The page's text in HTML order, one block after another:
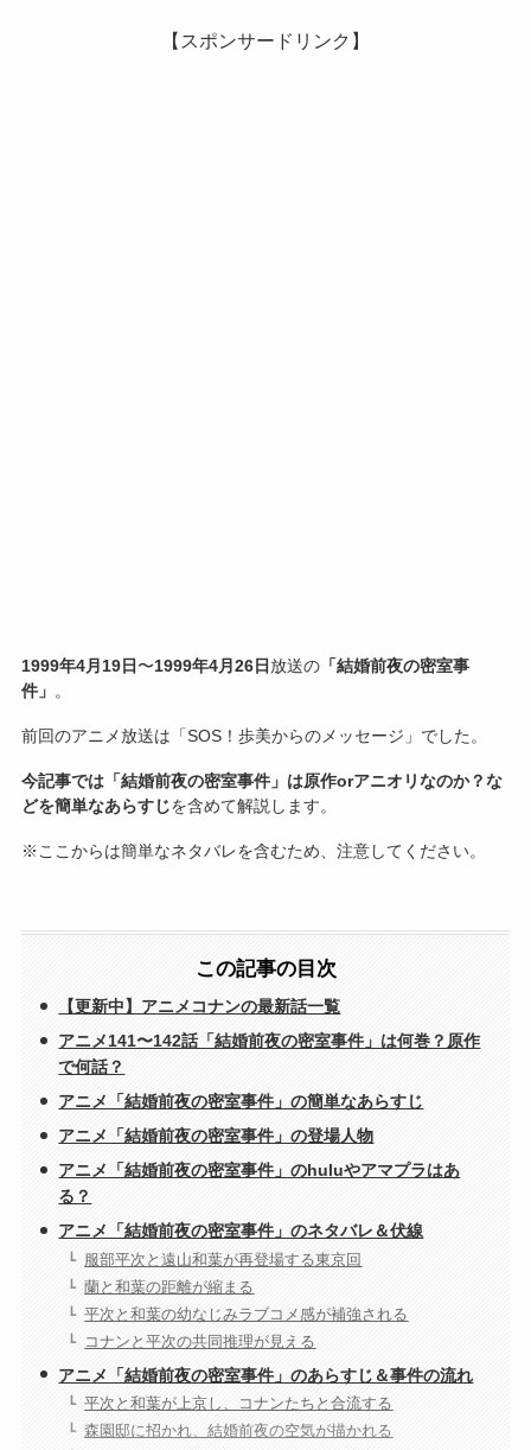
【スポンサードリンク】
1999年4月 19日 〜1999年4月26日 放送の「結婚前夜の密室事
件」 。
前回のアニメ放送は「SOS！歩美からのメッセージ」でした。
今記事では「結婚前夜の密室事件」は原作orアニオリなのか？な
どを簡単なあらすじを含めて解説します。
※ここからは簡単なネタバレを含むため、注意してください。
この記事の目次
【更新中】アニメコナンの最新話一覧
アニメ141〜142話「結婚前夜の密室事件」は何巻？原作
で何話？
アニメ「結婚前夜の密室事件」の簡単なあらすじ
アニメ「結婚前夜の密室事件」の登場人物
アニメ「結婚前夜の密室事件」のhuluやアマプラはあ
る？
アニメ「結婚前夜の密室事件」のネタバレ＆伏線
服部平次と遠山和葉が再登場する東京回
蘭と和葉の距離が縮まる
平次と和葉の幼なじみラブコメ感が補強される
コナンと平次の共同推理が見える
アニメ「結婚前夜の密室事件」のあらすじ＆事件の流れ
平次と和葉が上京し、コナンたちと合流する
森園邸に招かれ、結婚前夜の空気が描かれる